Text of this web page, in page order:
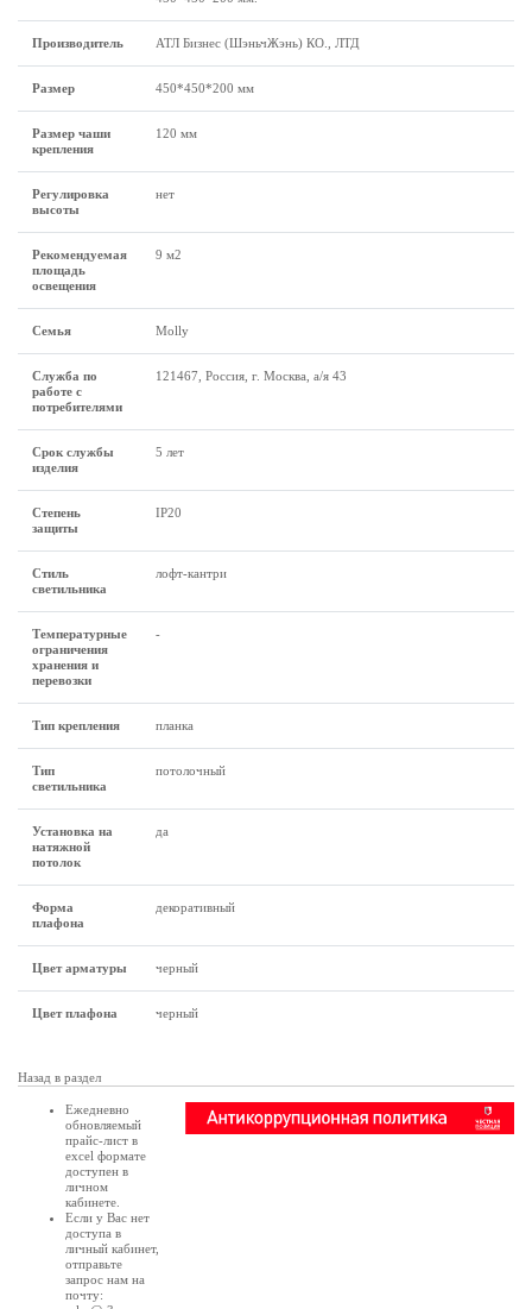
Производитель АТЛ Бизнес (ШэньчЖэнь) КО., ЛТД
Размеp 450*450*200 мм
Размер чаши
крепления
120 мм
Регулировка
высоты
нет
Рекомендуемая
площадь
освещения
9 м2
Семья Molly
Служба по
работе с
потребителями
121467, Россия, г. Москва, а/я 43
Срок службы
изделия
5 лет
Степень
защиты
IP20
Стиль
светильника
лофт-кантри
Температурные
ограничения
хранения и
перевозки
-
Тип крепления планка
Тип
светильника
потолочный
Установка на
натяжной
потолок
да
Форма
плафона
декоративный
Цвет арматуры черный
Цвет плафона черный
Назад в раздел
Ежедневно
обновляемый
прайс-лист в
excel формате
доступен в
личном
кабинете
Если у Вас нет
доступа в
личный кабинет,
отправьте
запрос нам на
почту: